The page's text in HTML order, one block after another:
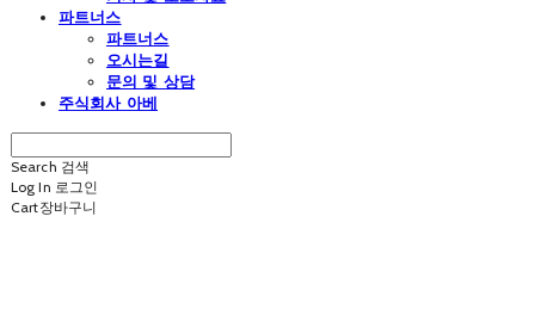
파트너스
파트너스
오시는길
문의 및 상담
주식회사 아베
Search 검색
Log In 로그인
Cart장바구니